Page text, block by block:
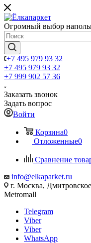
Огромный выбор
+7 495 979 93 32
+7 495 979 93 32
+7 999 902 57 36
Заказать звонок
Задать вопрос
Войти
Корзина0
Отложенные0
Сравнение
info@elkaparket.ru
г. Москва,
Metromall
Telegram
Viber
Viber
WhatsApp